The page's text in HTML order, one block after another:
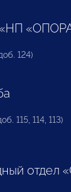
124)
115, 114, 113)